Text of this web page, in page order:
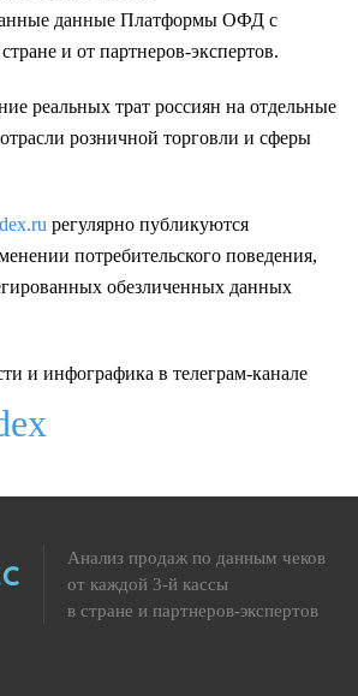
данные Платформы ОФД с
и от партнеров-экспертов.
реальных трат россиян на отдельные
розничной торговли и сферы
регулярно публикуются
потребительского поведения,
обезличенных данных
и инфографика в телеграм-канале
Анализ продаж по данным чеков
от каждой 3-й кассы
в стране и партнеров-экспертов